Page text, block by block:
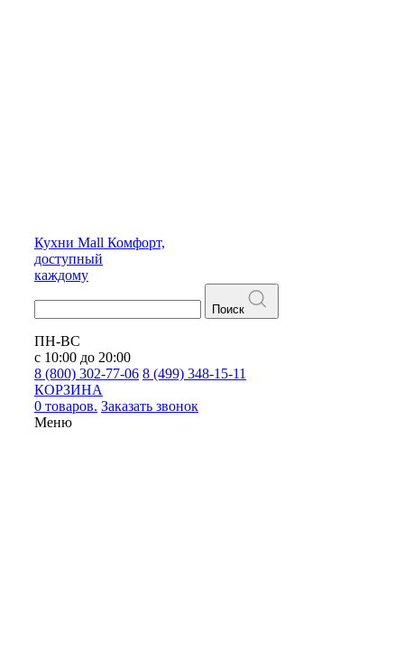
Кухни Mall Комфорт,
доступный
каждому
Поиск
ПН-ВС
с 10:00 до 20:00
8 (800) 302-77-06 8 (499) 348-15-11
КОРЗИНА
0 товаров. Заказать звонок
Меню